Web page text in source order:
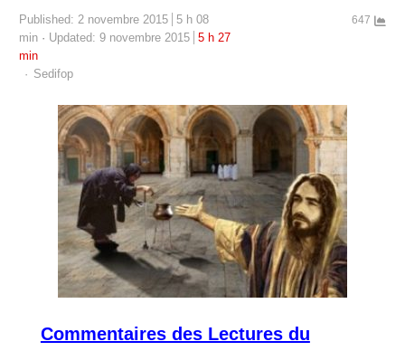
Published: 2 novembre 2015
5 h 08
min
Updated: 9 novembre 2015
5 h 27
min
Author
Sedifop
647
Commentaires des Lectures du